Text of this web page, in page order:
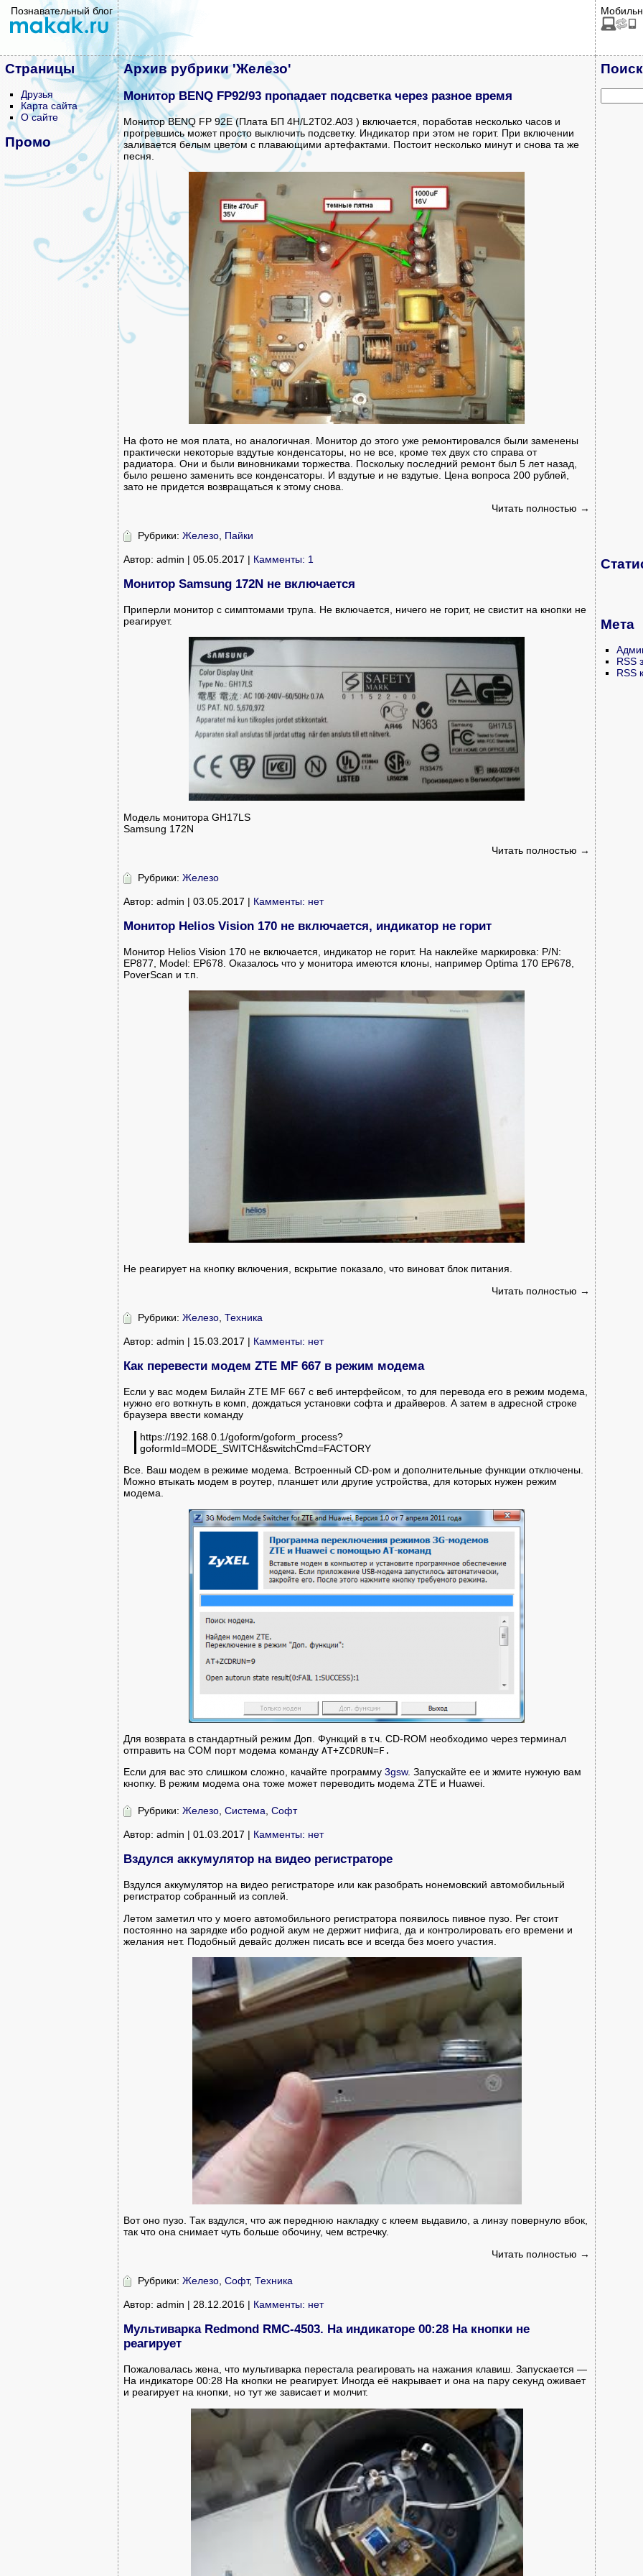
Познавательный блог
Страницы
Друзья
Карта сайта
О сайте
Промо
Архив рубрики 'Железо'
Монитор BENQ FP92/93 пропадает подсветка через разное время
Монитор BENQ FP 92E (Плата БП 4H/L2T02.A03 ) включается, поработав несколько часов и
прогревшись может просто выключить подсветку. Индикатор при этом не горит. При включении
заливается белым цветом с плавающими артефактами. Постоит несколько минут и снова та же
песня.
На фото не моя плата, но аналогичная. Монитор до этого уже ремонтировался были заменены
практически некоторые вздутые конденсаторы, но не все, кроме тех двух сто справа от
радиатора. Они и были виновниками торжества. Поскольку последний ремонт был 5 лет назад,
было решено заменить все конденсаторы. И вздутые и не вздутые. Цена вопроса 200 рублей,
зато не придется возвращаться к этому снова.
Читать полностью →
Рубрики: Железо Пайки
Автор: admin | 05.05.2017 | Камменты: 1
Монитор Samsung 172N не включается
Приперли монитор с симптомами трупа. Не включается, ничего не горит, не свистит на кнопки не
реагирует.
Модель монитора GH17LS
Samsung 172N
Читать полностью →
Рубрики: Железо
Автор: admin | 03.05.2017 | Камменты: нет
Монитор Helios Vision 170 не включается, индикатор не горит
Монитор Helios Vision 170 не включается, индикатор не горит. На наклейке маркировка: P/N:
EP877, Model: EP678. Оказалось что у монитора имеются клоны, например Optima 170 EP678,
PoverScan и т.п.
Не реагирует на кнопку включения, вскрытие показало, что виноват блок питания.
Читать полностью →
Рубрики: Железо, Техника
Автор: admin | 15.03.2017 | Камменты: нет
Как перевести модем ZTE MF 667 в режим модема
Если у вас модем Билайн ZTE MF 667 с веб интерфейсом, то для перевода его в режим модема,
нужно его воткнуть в комп, дождаться установки софта и драйверов. А затем в адресной строке
браузера ввести команду
https://192.168.0.1/goform/goform_process?
goformId=MODE_SWITCH&switchCmd=FACTORY
Все. Ваш модем в режиме модема. Встроенный CD-ром и дополнительные функции отключены.
Можно втыкать модем в роутер, планшет или другие устройства, для которых нужен режим
модема.
Для возврата в стандартный режим Доп. Функций в т.ч. CD-ROM необходимо через терминал
отправить на COM порт модема команду AT+ZCDRUN=F.
Если для вас это слишком сложно, качайте программу 3gsw. Запускайте ее и жмите нужную вам
кнопку. В режим модема она тоже может переводить модема ZTE и Huawei.
Рубрики: Железо Система Софт
Автор: admin | 01.03.2017 | Камменты: нет
Вздулся аккумулятор на видео регистраторе
Вздулся аккумулятор на видео регистраторе или как разобрать нонемовский автомобильный
регистратор собранный из соплей.
Летом заметил что у моего автомобильного регистратора появилось пивное пузо. Рег стоит
постоянно на зарядке ибо родной акум не держит нифига, да и контролировать его времени и
желания нет. Подобный девайс должен писать все и всегда без моего участия.
Вот оно пузо. Так вздулся, что аж переднюю накладку с клеем выдавило, а линзу повернуло вбок,
так что она снимает чуть больше обочину, чем встречку.
Читать полностью →
Рубрики: Железо, Софт, Техника
Автор: admin | 28.12.2016 | Камменты: нет
Мультиварка Redmond RMC-4503. На индикаторе 00:28 На кнопки не
реагирует
Пожаловалась жена, что мультиварка перестала реагировать на нажания клавиш. Запускается —
На индикаторе 00:28 На кнопки не реагирует. Иногда её накрывает и она на пару секунд оживает
и реагирует на кнопки, но тут же зависает и молчит.
Мета
RSS
RSS